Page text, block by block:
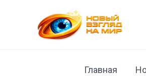
содержимому
Главная